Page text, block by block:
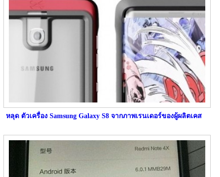
หลุด ตัวเครื่อง Samsung Galaxy S8 จากภาพเรนเดอร์ของผู้ผลิตเคส